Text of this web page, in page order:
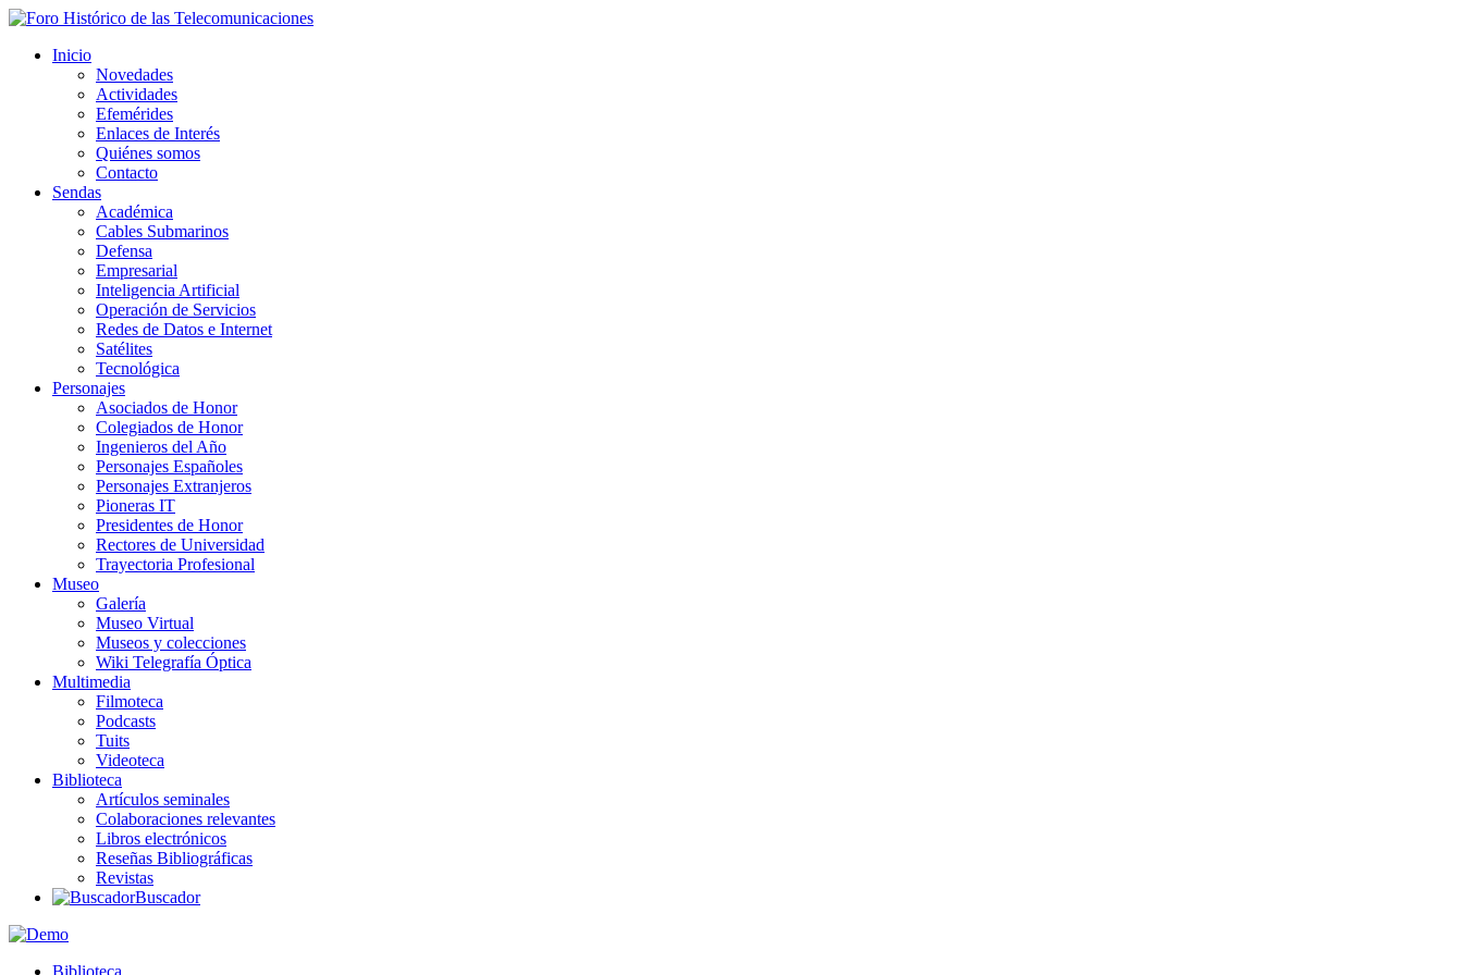
Inicio
Novedades
Actividades
Efemérides
Enlaces de Interés
Quiénes somos
Contacto
Sendas
Académica
Cables Submarinos
Defensa
Empresarial
Inteligencia Artificial
Operación de Servicios
Redes de Datos e Internet
Satélites
Tecnológica
Personajes
Asociados de Honor
Colegiados de Honor
Ingenieros del Año
Personajes Españoles
Personajes Extranjeros
Pioneras IT
Presidentes de Honor
Rectores de Universidad
Trayectoria Profesional
Museo
Galería
Museo Virtual
Museos y colecciones
Wiki Telegrafía Óptica
Multimedia
Filmoteca
Podcasts
Tuits
Videoteca
Biblioteca
Artículos seminales
Colaboraciones relevantes
Libros electrónicos
Reseñas Bibliográficas
Revistas
Buscador
Biblioteca